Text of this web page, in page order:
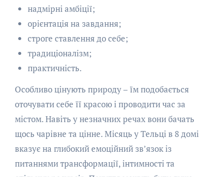
надмірні амбіції;
орієнтація на завдання;
строге ставлення до себе;
традиціоналізм;
практичність.
Особливо цінують природу – їм подобається
оточувати себе її красою і проводити час за
містом. Навіть у незначних речах вони бачать
щось чарівне та цінне. Місяць у Тельці в 8 домі
вказує на глибокий емоційний зв’язок із
питаннями трансформації, інтимності та